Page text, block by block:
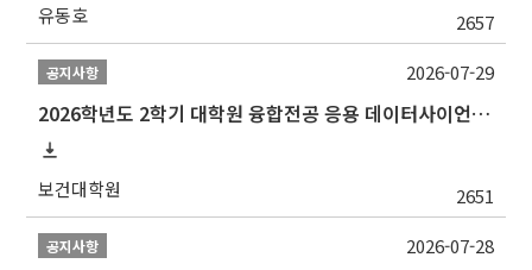
유동호 2657
공지사항
2026학년도 2학기 대학원 융합전공 응용 데이터사이언스 선발 계획 알림
보건대학원 2651
2026-07-29
공지사항 2026-07-28